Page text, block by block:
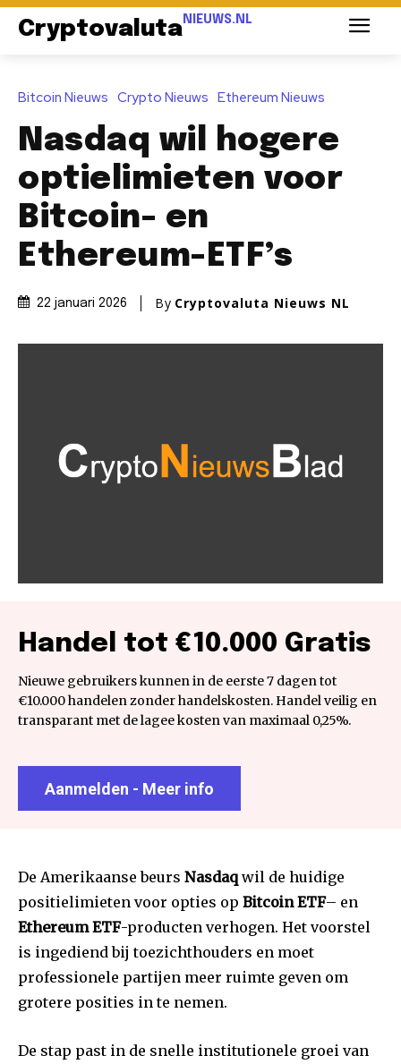
Cryptovaluta NIEUWS.NL
Bitcoin Nieuws Crypto Nieuws Ethereum Nieuws
Nasdaq wil hogere
optielimieten voor
Bitcoin- en
Ethereum-ETF’s
22 januari 2026 By Cryptovaluta Nieuws NL
Handel tot €10.000 Gratis
Nieuwe gebruikers kunnen in de eerste 7 dagen tot
€10.000 handelen zonder handelskosten. Handel veilig en
transparant met de lagee kosten van maximaal 0,25%.
Aanmelden - Meer info
De Amerikaanse beurs Nasdaq wil de huidige
positielimieten voor opties op Bitcoin ETF– en
Ethereum ETF-producten verhogen. Het voorstel
is ingediend bij toezichthouders en moet
professionele partijen meer ruimte geven om
grotere posities in te nemen.
De stap past in de snelle institutionele groei van